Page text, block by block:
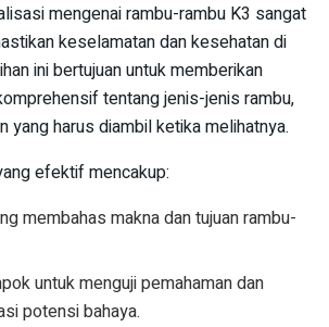
mengenai rambu-rambu K3 sangat
keselamatan dan kesehatan di
ini bertujuan untuk memberikan
tentang jenis-jenis rambu,
yang harus diambil ketika melihatnya.
efektif mencakup:
membahas makna dan tujuan rambu-
untuk menguji pemahaman dan
potensi bahaya.